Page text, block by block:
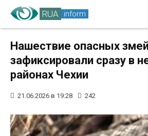
RUA inform
Нашествие опасных змей
зафиксировали сразу в
районах Чехии
21.06.2026 в 19:28 242